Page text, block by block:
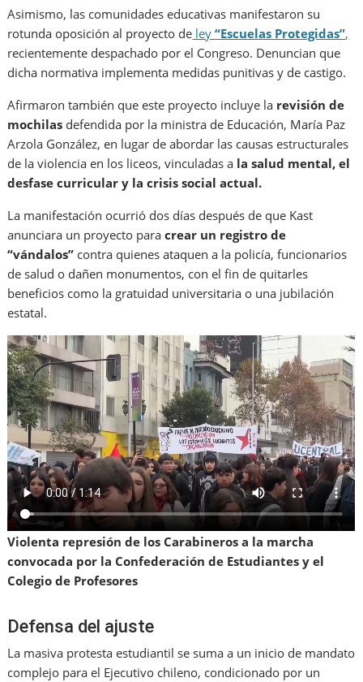
Asimismo, las comunidades educativas manifestaron su
rotunda oposición al proyecto de ley“Escuelas Protegidas”,
recientemente despachado por el Congreso. Denuncian que
dicha normativa implementa medidas punitivas y de castigo.
Afirmaron también que este proyecto incluye la revisión de
mochilas defendida por la ministra de Educación, María Paz
Arzola González, en lugar de abordar las causas estructurales
de la violencia en los liceos, vinculadas a la salud mental, el
desfase curricular y la crisis social actual.
La manifestación ocurrió dos días después de que Kast
anunciara un proyecto paracrear un registro de
“vándalos” contra quienes ataquen a la policía, funcionarios
de salud o dañen monumentos, con el fin de quitarles
beneficios como la gratuidad universitaria o una jubilación
estatal.
Violenta represión de los Carabineros a la marcha
convocada por la Confederación de Estudiantes y el
Colegio de Profesores
Defensa del ajuste
La masiva protesta estudiantil se suma a un inicio de mandato
complejo para el Ejecutivo chileno, condicionado por un